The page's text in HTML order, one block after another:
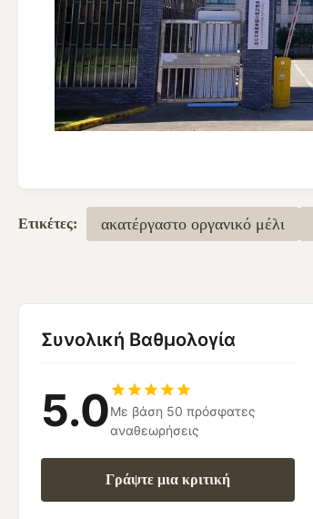
Ετικέτες: ακατέργαστο οργανικό μέλι
Συνολική Βαθμολογία
5.0Με βάση 50 πρόσφατες
αναθεωρήσεις
Γράψτε μια κριτική